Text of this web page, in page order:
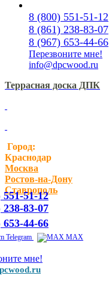
8 (800) 551-51-12
8 (861) 238-83-07
8 (967) 653-44-66
Перезвоните мне!
info@dpcwood.ru
Террасная доска ДПК
Город:
Краснодар
Москва
Ростов-на-Дону
Ставрополь
551-51-12
238-83-07
653-44-66
Telegram MAX
мне!